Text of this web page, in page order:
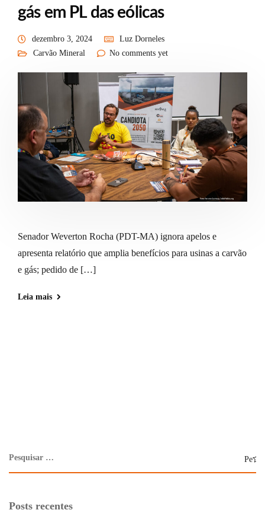
gás em PL das eólicas
dezembro 3, 2024
Luz Dorneles
Carvão Mineral
No comments yet
Senador Weverton Rocha (PDT-MA) ignora apelos e
apresenta relatório que amplia benefícios para usinas a carvão
e gás; pedido de […]
Leia mais
Posts recentes